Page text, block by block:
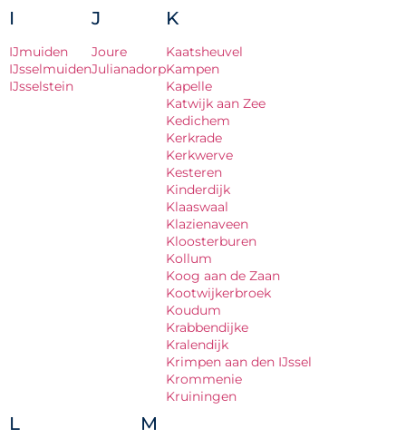
I
IJmuiden
IJsselmuiden
IJsselstein
J
Joure
Julianadorp
K
Kaatsheuvel
Kampen
Kapelle
Katwijk aan Zee
Kedichem
Kerkrade
Kerkwerve
Kesteren
Kinderdijk
Klaaswaal
Klazienaveen
Kloosterburen
Kollum
Koog aan de Zaan
Kootwijkerbroek
Koudum
Krabbendijke
Kralendijk
Krimpen aan den IJssel
Krommenie
Kruiningen
L M